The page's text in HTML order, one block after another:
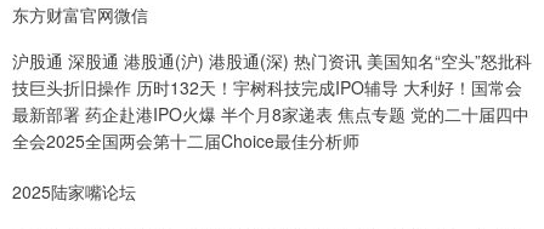
东方财富官网微信
沪股通 深股通 港股通(沪) 港股通(深) 热门资讯 美国知名“空头”怒批科
技巨头折旧操作 历时132天！宇树科技完成IPO辅导 大利好！国常会
最新部署 药企赴港IPO火爆 半个月8家递表 焦点专题 党的二十届四中
全会2025全国两会第十二届Choice最佳分析师
2025陆家嘴论坛